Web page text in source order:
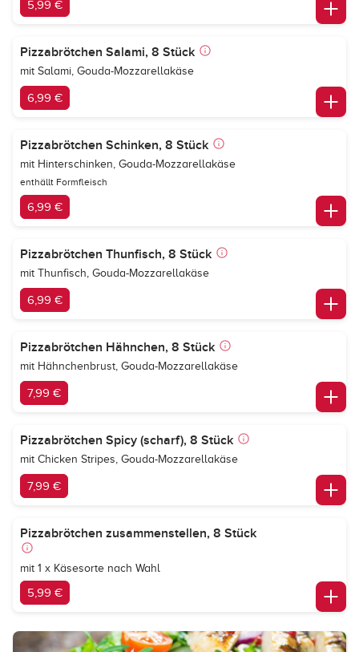
5,99 €
Pizzabrötchen Salami, 8 Stück
mit Salami, Gouda-Mozzarellakäse
6,99 €
Pizzabrötchen Schinken, 8 Stück
mit Hinterschinken, Gouda-Mozzarellakäse
enthällt Formfleisch
6,99 €
Pizzabrötchen Thunfisch, 8 Stück
mit Thunfisch, Gouda-Mozzarellakäse
6,99 €
Pizzabrötchen Hähnchen, 8 Stück
mit Hähnchenbrust, Gouda-Mozzarellakäse
7,99 €
Pizzabrötchen Spicy (scharf), 8 Stück
mit Chicken Stripes, Gouda-Mozzarellakäse
7,99 €
Pizzabrötchen zusammenstellen, 8 Stück
mit 1 x Käsesorte nach Wahl
5,99 €